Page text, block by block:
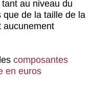
au niveau du
de la taille de la
aucunement
composantes
en euros